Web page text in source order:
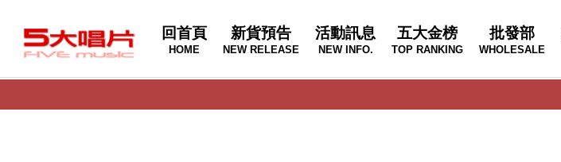
回首頁
HOME
新貨預告
NEW RELEASE
活動訊息
NEW INFO.
五大金榜
TOP RANKING
批發部
WHOLESALE